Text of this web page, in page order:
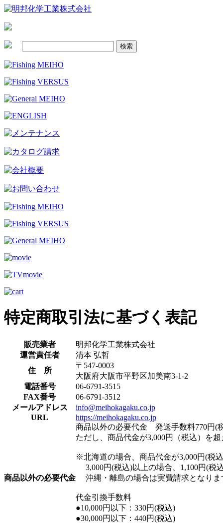
特定商取引法に基づく表記
販売業者
明邦化学工業株式会社
運営責任者
清本 弘哲
住 所
〒547-0003
大阪府大阪市平野区加美南3-1-2
電話番号
06-6791-3515
FAX番号
06-6791-3512
メールアドレス
info@meihokagaku.co.jp
URL
https://meihokagaku.co.jp
商品以外の必要代金
商品以外の必要代金 発送手数料770円(
ただし、商品代金が3,000円（税込）を
※北海道の場合、商品代金が3,000円(税
3,000円(税込)以上の場合、1,100円(税
沖縄・離島の場合は実費請求となりま
代金引換手数料
●10,000円以下：330円(税込)
●30,000円以下：440円(税込)